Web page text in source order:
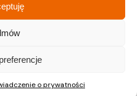
o prywatności